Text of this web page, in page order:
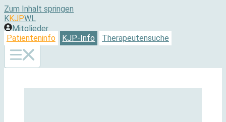
Zum Inhalt springen
KKJPWL
Mitglieder
Patienteninfo
KJP-Info Therapeutensuche